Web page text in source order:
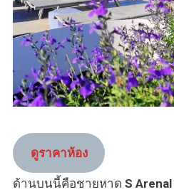
ดูราคาห้อง
ด้านบนนี้คือชายหาด S Arenal